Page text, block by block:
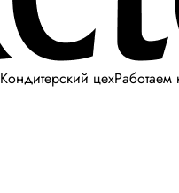
Кондитерский цехРаботаем